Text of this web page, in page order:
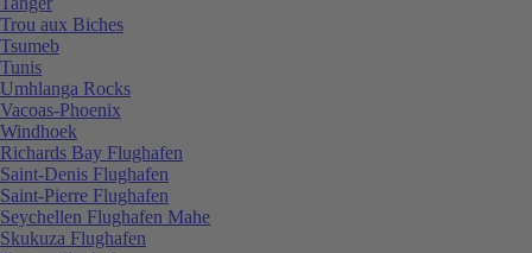
Trou aux Biches
Tsumeb
Tunis
Umhlanga Rocks
Vacoas-Phoenix
Windhoek
Richards Bay Flughafen
Saint-Denis Flughafen
Saint-Pierre Flughafen
Seychellen Flughafen Mahe
Skukuza Flughafen